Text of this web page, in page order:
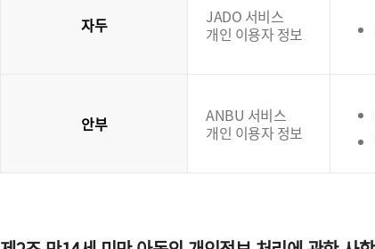
자두
JADO 서비스
개인 이용자 정보
안부
ANBU 서비스
개인 이용자 정보